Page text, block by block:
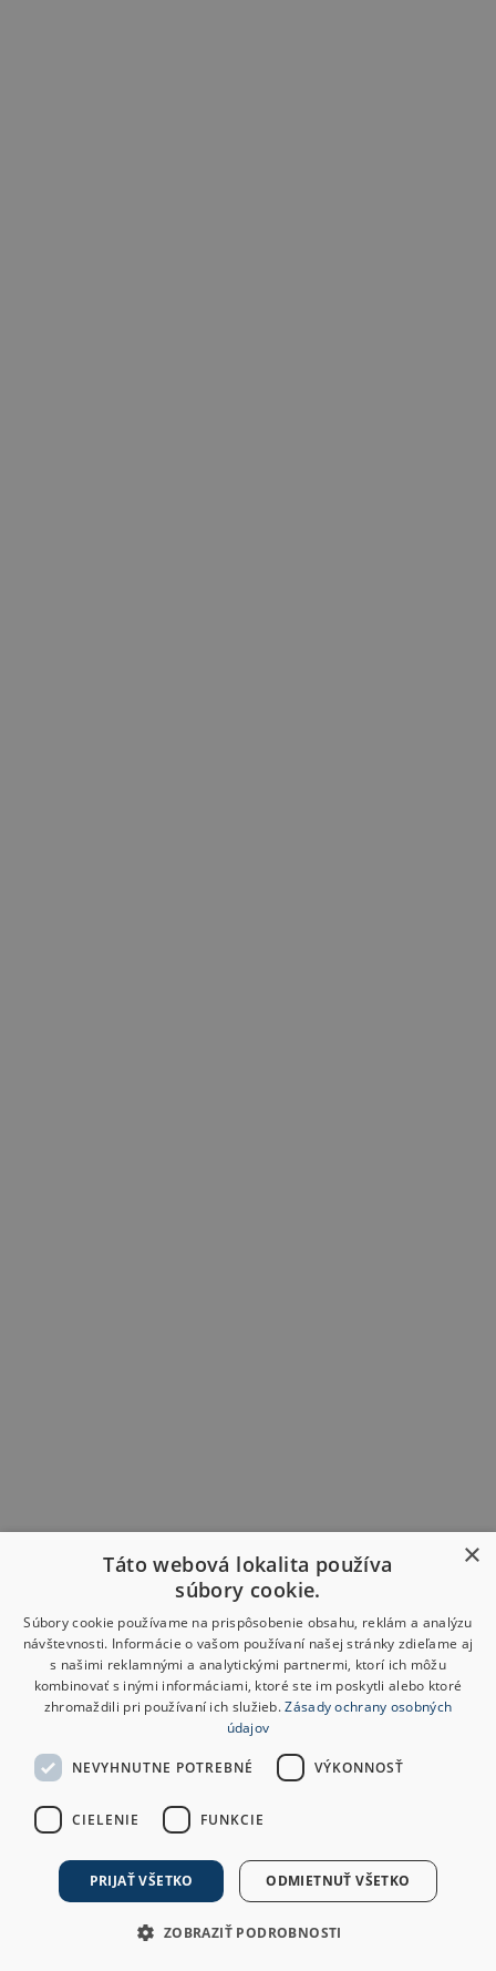
×
Táto webová lokalita používa
súbory cookie.
Súbory cookie používame na prispôsobenie obsahu, reklám a analýzu
návštevnosti. Informácie o vašom používaní našej stránky zdieľame aj
s našimi reklamnými a analytickými partnermi, ktorí ich môžu
kombinovať s inými informáciami, ktoré ste im poskytli alebo ktoré
zhromaždili pri používaní ich služieb.Zásady ochrany osobných
údajov
NEVYHNUTNE POTREBNÉ VÝKONNOSŤ
CIELENIE FUNKCIE
PRIJAŤ VŠETKO ODMIETNUŤ VŠETKO
ZOBRAZIŤ PODROBNOSTI